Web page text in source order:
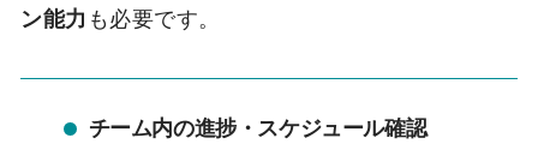
ン能力 も必要です。
チーム内の進捗・スケジュール確認